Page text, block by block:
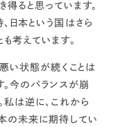
得ると思っています。
日本という国はさら
考えています。
い状態が続くことは
今のバランスが崩
私は逆に、これから
の未来に期待してい